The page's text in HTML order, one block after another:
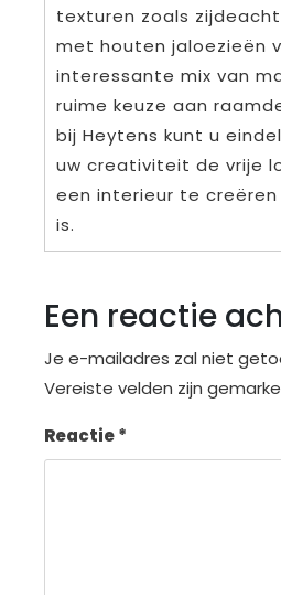
texturen zoals
met houten jaloezieën
interessante mix van
ruime keuze aan
bij Heytens kunt u
uw creativiteit de vrije
een interieur te
is.
Een reactie
Je e-mailadres zal niet
Vereiste velden zijn
Reactie*